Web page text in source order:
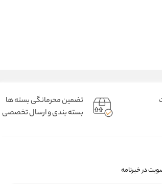
تضمین محرمانگی بسته ها
بسته بندی و ارسال تخصصی
در خبرنامه